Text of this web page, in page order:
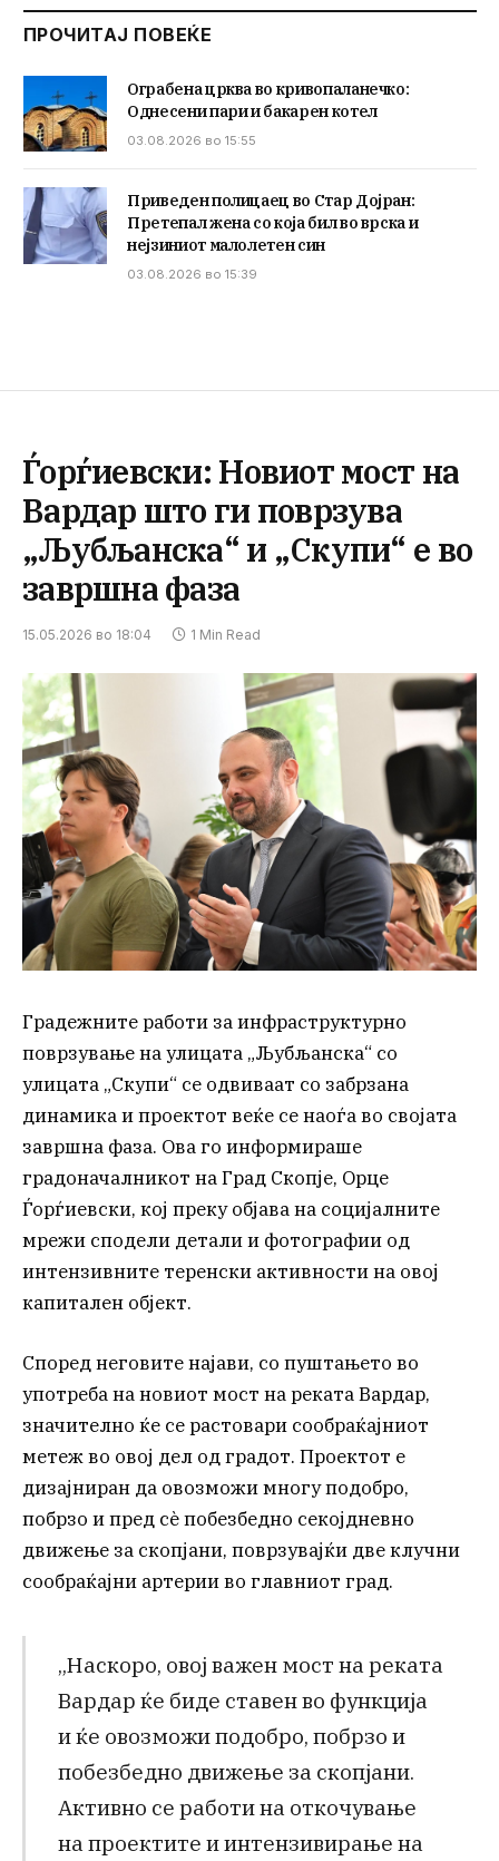
ПРОЧИТАЈ ПОВЕЌЕ
Ограбена црква во кривопаланечко:
Однесени пари и бакарен котел
03.08.2026 во 15:55
Приведен полицаец во Стар Дојран:
Претепал жена со која бил во врска и
нејзиниот малолетен син
03.08.2026 во 15:39
Ѓорѓиевски: Новиот мост на
Вардар што ги поврзува
„Љубљанска“ и „Скупи“ е во
завршна фаза
15.05.2026 во 18:04 1 Min Read
Градежните работи за инфраструктурно
поврзување на улицата „Љубљанска“ со
улицата „Скупи“ се одвиваат со забрзана
динамика и проектот веќе се наоѓа во својата
завршна фаза. Ова го информираше
градоначалникот на Град Скопје, Орце
Ѓорѓиевски, кој преку објава на социјалните
мрежи сподели детали и фотографии од
интензивните теренски активности на овој
капитален објект.
Според неговите најави, со пуштањето во
употреба на новиот мост на реката Вардар,
значително ќе се растовари сообраќајниот
метеж во овој дел од градот. Проектот е
дизајниран да овозможи многу подобро,
побрзо и пред сè побезбедно секојдневно
движење за скопјани, поврзувајќи две клучни
сообраќајни артерии во главниот град.
„Наскоро, овој важен мост на реката
Вардар ќе биде ставен во функција
и ќе овозможи подобро, побрзо и
побезбедно движење за скопјани.
Активно се работи на откочување
на проектите и интензивирање на